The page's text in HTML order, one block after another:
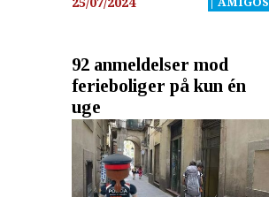
92 anmeldelser mod
ferieboliger på kun én
uge